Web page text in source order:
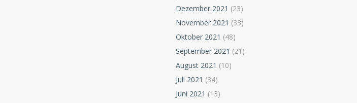
Dezember 2021 (23)
November 2021 (33)
Oktober 2021 (48)
September 2021 (21)
August 2021 (10)
Juli 2021 (34)
Juni 2021 (13)